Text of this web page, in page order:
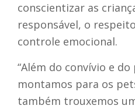
conscientizar as
responsável, o
controle emocional.
“Além do convívio e
montamos para os
também trouxemos